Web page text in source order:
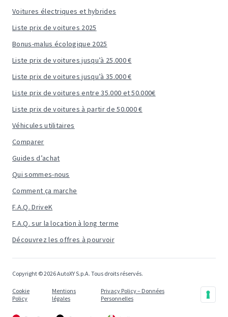
Voitures électriques et hybrides
Liste prix de voitures 2025
Bonus-malus écologique 2025
Liste prix de voitures jusqu’à 25.000 €
Liste prix de voitures jusqu’à 35.000 €
Liste prix de voitures entre 35.000 et 50.000€
Liste prix de voitures à partir de 50.000 €
Véhicules utilitaires
Comparer
Guides d’achat
Qui sommes-nous
Comment ça marche
F.A.Q. DriveK
F.A.Q. sur la location à long terme
Découvrez les offres à pourvoir
Copyright © 2026 AutoXY S.p.A. Tous droits réservés.
Cookie
Policy
Mentions
légales
Privacy Policy – Données
Personnelles